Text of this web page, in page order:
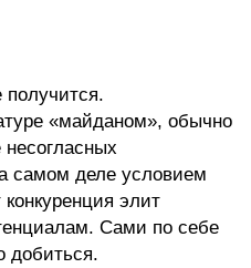
«майданом», обычно
несогласных
самом деле условием
элит
Сами по себе
добиться.